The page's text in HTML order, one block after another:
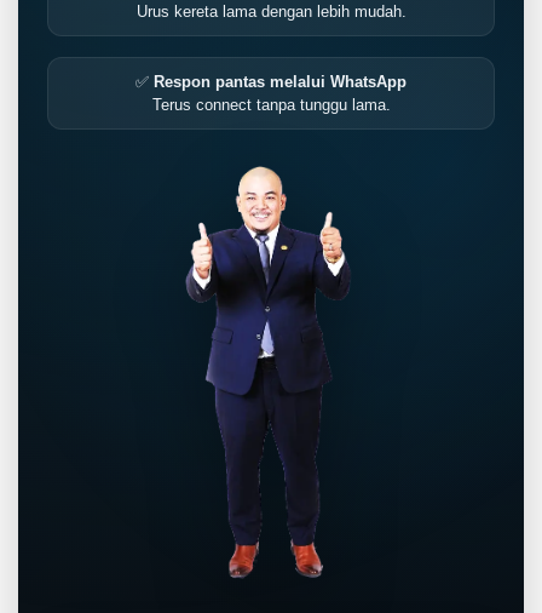
Urus kereta lama dengan lebih mudah.
✅ Respon pantas melalui WhatsApp
Terus connect tanpa tunggu lama.